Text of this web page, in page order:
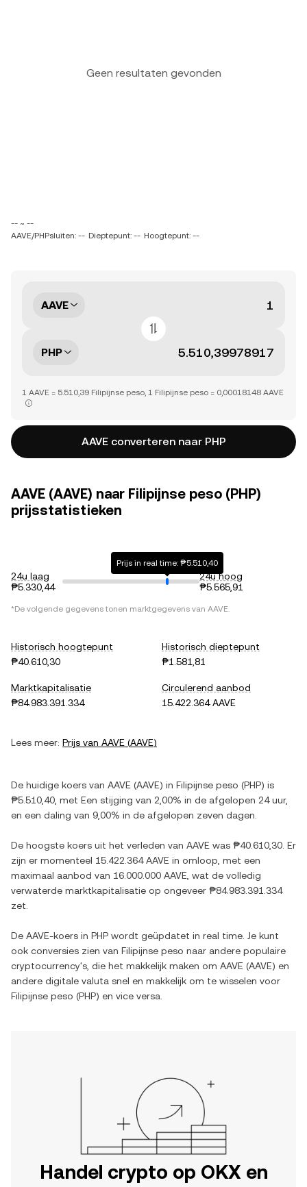
Geen resultaten gevonden
-- ~ --
AAVE/PHPsluiten: -- Dieptepunt: -- Hoogtepunt: --
AAVE
PHP
1 AAVE = 5.510,39 Filipijnse peso, 1 Filipijnse peso = 0,00018148 AAVE
AAVE converteren naar PHP
AAVE (AAVE) naar Filipijnse peso (PHP)
prijsstatistieken
24u laag
₱5.330,44
Prijs in real time: ₱5.510,40
24u hoog
₱5.565,91
*De volgende gegevens tonen marktgegevens van AAVE.
Historisch hoogtepunt
₱40.610,30
Historisch dieptepunt
₱1.581,81
Marktkapitalisatie
₱84.983.391.334
Circulerend aanbod
15.422.364 AAVE
Lees meer: Prijs van AAVE (AAVE)
De huidige koers van AAVE (AAVE) in Filipijnse peso (PHP) is
₱5.510,40 , met Een stijging van 2,00% in de afgelopen 24 uur,
en een daling van 9,00% in de afgelopen zeven dagen.
De hoogste koers uit het verleden van AAVE was ₱40.610,30 . Er
zijn er momenteel 15.422.364 AAVE in omloop, met een
maximaal aanbod van 16.000.000 AAVE , wat de volledig
verwaterde marktkapitalisatie op ongeveer ₱84.983.391.334
zet.
De AAVE-koers in PHP wordt geüpdatet in real time. Je kunt
ook conversies zien van Filipijnse peso naar andere populaire
cryptocurrency's, die het makkelijk maken om AAVE (AAVE) en
andere digitale valuta snel en makkelijk om te wisselen voor
Filipijnse peso (PHP) en vice versa.
Handel crypto op OKX en